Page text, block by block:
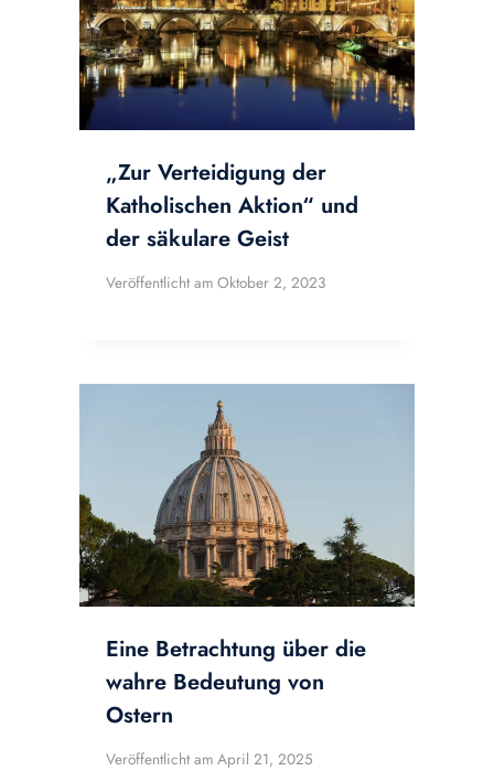
„Zur Verteidigung der
Katholischen Aktion“ und
der säkulare Geist
Veröffentlicht am Oktober 2, 2023
Eine Betrachtung über die
wahre Bedeutung von
Ostern
Veröffentlicht am April 21, 2025